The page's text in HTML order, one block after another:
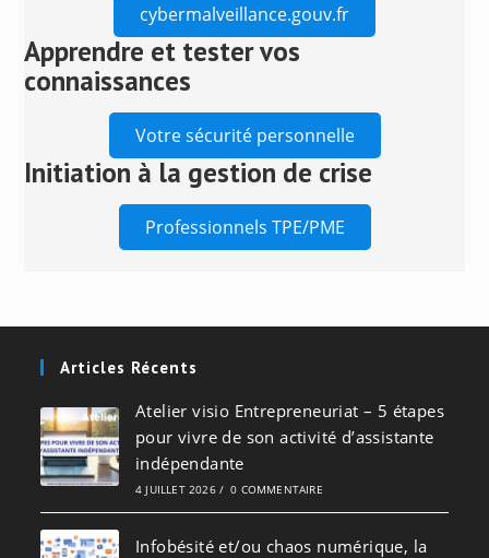
cybermalveillance.gouv.fr
Apprendre et tester vos
connaissances
Votre sécurité personnelle
Initiation à la gestion de crise
Professionnels TPE/PME
Articles Récents
Atelier visio Entrepreneuriat – 5 étapes
pour vivre de son activité d’assistante
indépendante
4 JUILLET 2026 / 0 COMMENTAIRE
Infobésité et/ou chaos numérique, la